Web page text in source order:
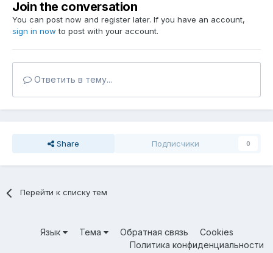
Join the conversation
You can post now and register later. If you have an account,
sign in now to post with your account.
Ответить в тему...
Share Подписчики 0
Перейти к списку тем
Язык Тема Обратная связь
Cookies
Политика конфиденциальности